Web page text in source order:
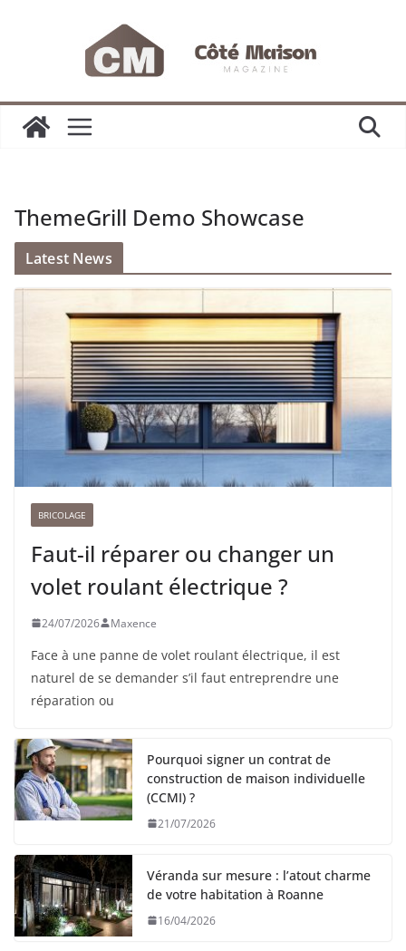
ThemeGrill Demo Showcase
Latest News
BRICOLAGE
Faut-il réparer ou changer un
volet roulant électrique ?
24/07/2026 Maxence
Face à une panne de volet roulant électrique, il est
naturel de se demander s’il faut entreprendre une
réparation ou
Pourquoi signer un contrat de
construction de maison individuelle
(CCMI) ?
21/07/2026
Véranda sur mesure : l’atout charme
de votre habitation à Roanne
16/04/2026